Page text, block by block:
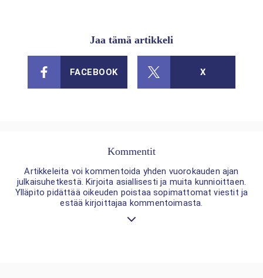
Jaa tämä artikkeli
FACEBOOK X
Kommentit
Artikkeleita voi kommentoida yhden vuorokauden ajan
julkaisuhetkestä. Kirjoita asiallisesti ja muita kunnioittaen.
Ylläpito pidättää oikeuden poistaa sopimattomat viestit ja
estää kirjoittajaa kommentoimasta.